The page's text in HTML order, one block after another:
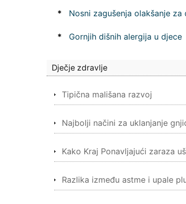
* Nosni zagušenja olakšanje za
* Gornjih dišnih alergija u djece
Dječje zdravlje
Tipična mališana razvoj
Najbolji načini za uklanjanje
Kako Kraj Ponavljajući zaraza
Razlika između astme i upale